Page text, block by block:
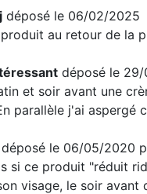
déposé le 06/02/2025
au retour de la
déposé le
et soir avant une
parallèle j'ai aspergé
déposé le 06/05/2020
si ce produit "réduit
visage, le soir